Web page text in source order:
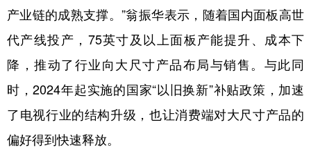
产业链的成熟支撑。”翁振华表示，随着国内面板高世
代产线投产，75英寸及以上面板产能提升、成本下
降，推动了行业向大尺寸产品布局与销售。与此同
时，2024年起实施的国家“以旧换新”补贴政策，加速
了电视行业的结构升级，也让消费端对大尺寸产品的
偏好得到快速释放。